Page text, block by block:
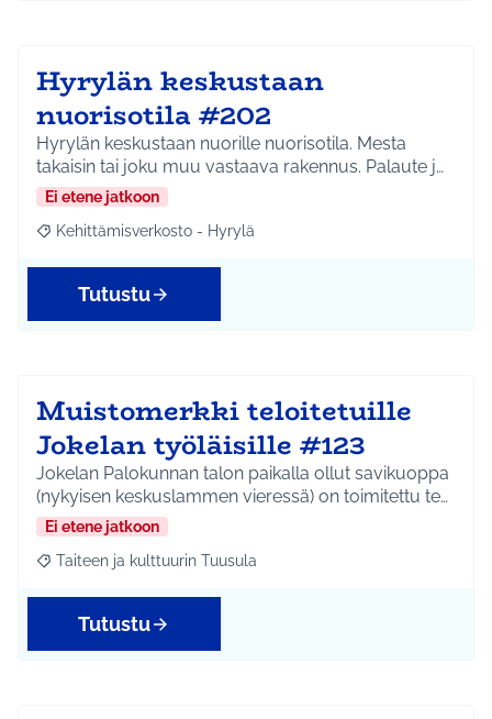
Hyrylän keskustaan
nuorisotila #202
Hyrylän keskustaan nuorille nuorisotila. Mesta
takaisin tai joku muu vastaava rakennus. Palaute j…
Ei etene jatkoon
Rajaa tulokset aihepiirin mukaan: Kehittämisverkosto - Hyrylä
Kehittämisverkosto - Hyrylä
Tutustu
Muistomerkki teloitetuille
Jokelan työläisille #123
Jokelan Palokunnan talon paikalla ollut savikuoppa
(nykyisen keskuslammen vieressä) on toimitettu te…
Ei etene jatkoon
Rajaa tulokset aihepiirin mukaan: Taiteen ja kulttuurin Tuusula
Taiteen ja kulttuurin Tuusula
Tutustu